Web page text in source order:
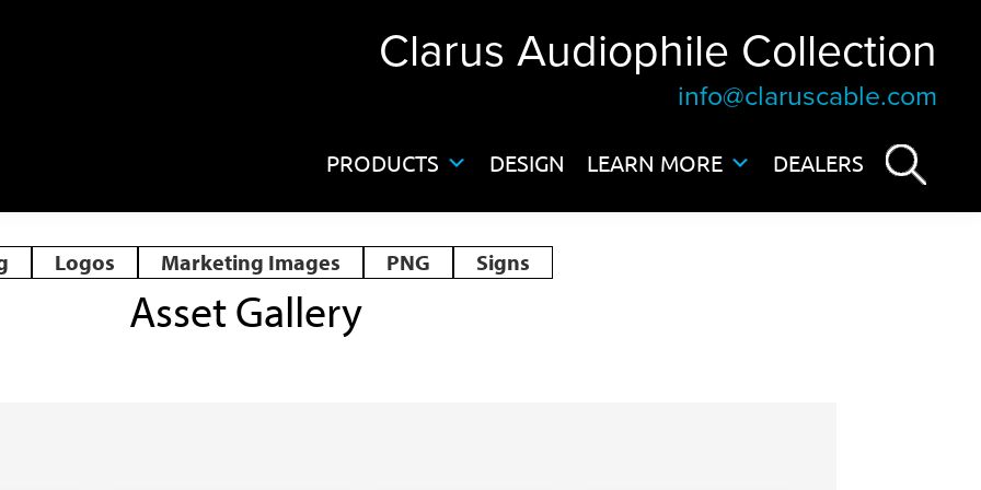
Clarus Audiophile Collection
info@claruscable.com
PRODUCTS DESIGN LEARN MORE DEALERS
Logos Marketing Images PNG Signs
Asset Gallery